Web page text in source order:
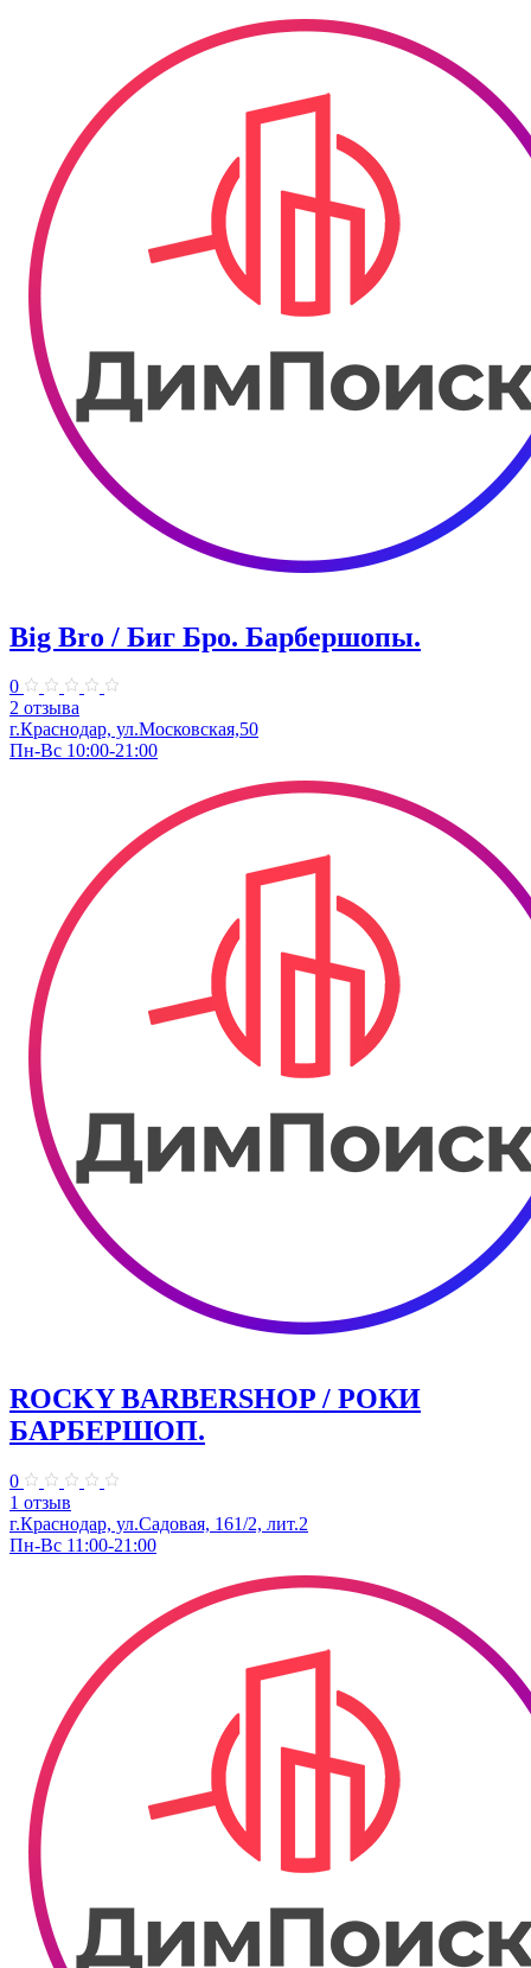
Big Bro / Биг Бро. Барбершопы.
0
2 отзыва
г.Краснодар, ул.Московская,50
Пн-Вс 10:00-21:00
ROCKY BARBERSHOP / РОКИ
БАРБЕРШОП.
0
1 отзыв
г.Краснодар, ул.Садовая, 161/2, лит.2
Пн-Вс 11:00-21:00